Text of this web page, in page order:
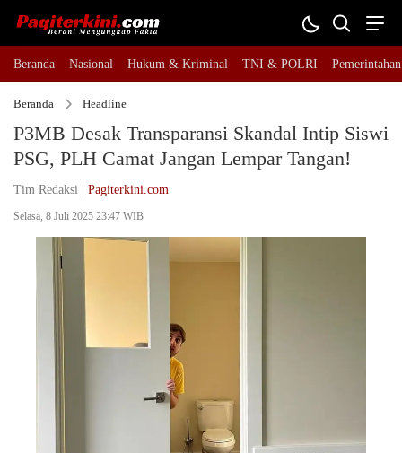
Beranda Nasional Hukum & Kriminal TNI & POLRI Pemerintahan
Beranda Headline
P3MB Desak Transparansi Skandal Intip Siswi
PSG, PLH Camat Jangan Lempar Tangan!
Tim Redaksi | Pagiterkini.com
Selasa, 8 Juli 2025 23:47 WIB